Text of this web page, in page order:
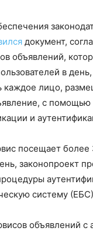
документ,
объявлений,
в
каждое лицо,
с помощью
и
посещает более
законопроект
систему
объявлений с